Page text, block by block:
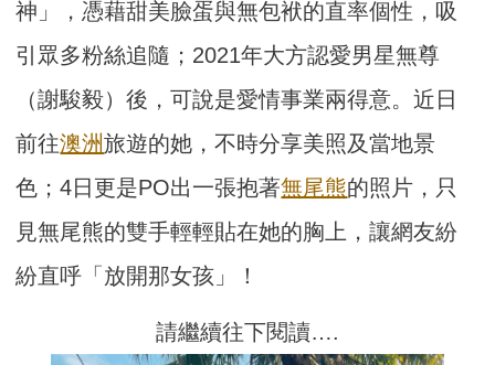
神」，憑藉甜美臉蛋與無包袱的直率個性，吸
引眾多粉絲追隨；2021年大方認愛男星無尊
（謝駿毅）後，可說是愛情事業兩得意。近日
前往澳洲旅遊的她，不時分享美照及當地景
色；4日更是PO出一張抱著無尾熊的照片，只
見無尾熊的雙手輕輕貼在她的胸上，讓網友紛
紛直呼「放開那女孩」！
請繼續往下閱讀….